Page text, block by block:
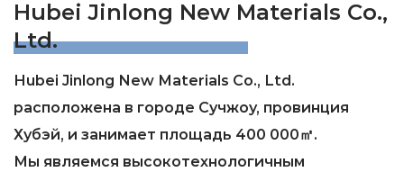
Hubei Jinlong New Materials Co.,
Ltd.
Hubei Jinlong New Materials Co., Ltd.
расположена в городе Сучжоу, провинция
Хубэй, и занимает площадь 400 000㎡.
Мы являемся высокотехнологичным